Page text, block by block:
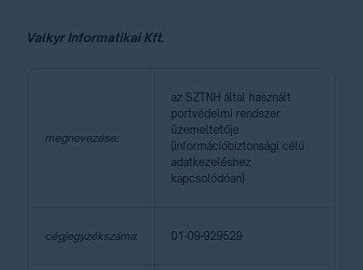
Valkyr Informatikai Kft.
megnevezése:
az SZTNH által használt
portvédelmi rendszer
üzemeltetője
(információbiztonsági célú
adatkezeléshez
kapcsolódóan)
cégjegyzékszáma: 01-09-929529